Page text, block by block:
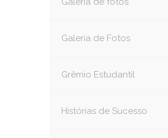
Galeria de Fotos
Grêmio Estudantil
Histórias de Sucesso